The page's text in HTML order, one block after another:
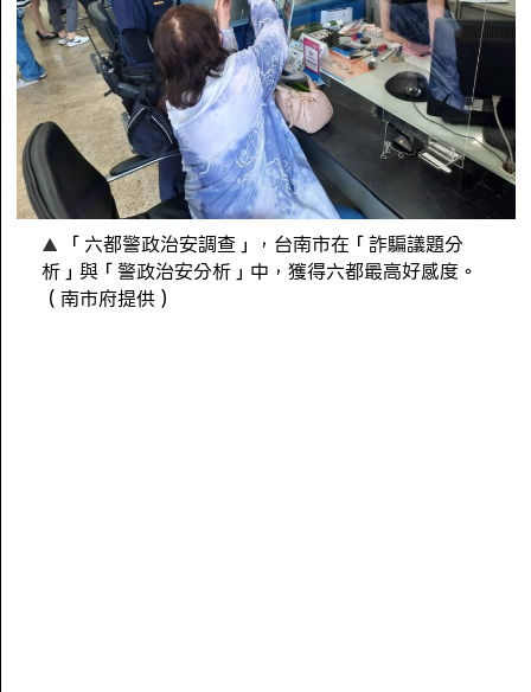
「六都警政治安調查」，台南市在「詐騙議題分
析」與「警政治安分析」中，獲得六都最高好感度。
（南市府提供）